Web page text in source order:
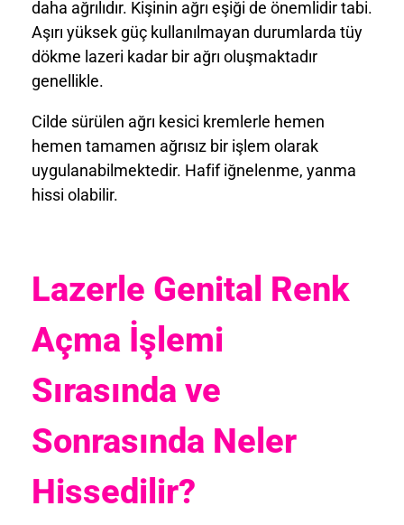
daha ağrılıdır. Kişinin ağrı eşiği de önemlidir tabi.
Aşırı yüksek güç kullanılmayan durumlarda tüy
dökme lazeri kadar bir ağrı oluşmaktadır
genellikle.
Cilde sürülen ağrı kesici kremlerle hemen
hemen tamamen ağrısız bir işlem olarak
uygulanabilmektedir. Hafif iğnelenme, yanma
hissi olabilir.
Lazerle Genital Renk
Açma İşlemi
Sırasında ve
Sonrasında Neler
Hissedilir?